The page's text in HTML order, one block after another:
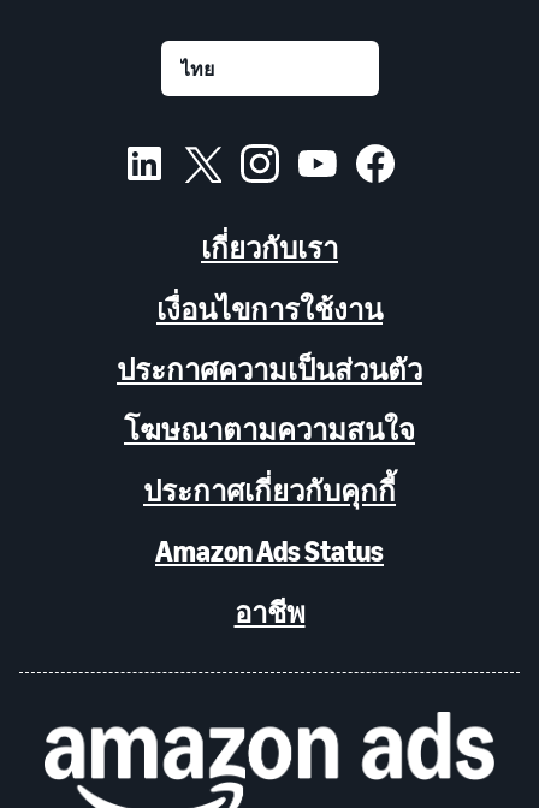
เกี่ยวกับเรา
เงื่อนไขการใช้งาน
ประกาศความเป็นส่วนตัว
โฆษณาตามความสนใจ
ประกาศเกี่ยวกับคุกกี้
Amazon Ads Status
อาชีพ